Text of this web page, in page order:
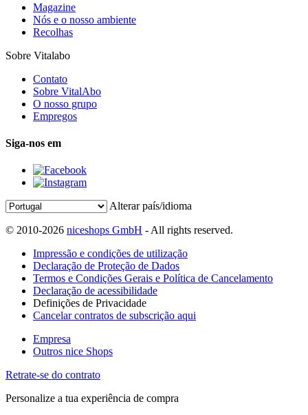
Magazine
Nós e o nosso ambiente
Recolhas
Sobre Vitalabo
Contato
Sobre VitalAbo
O nosso grupo
Empregos
Siga-nos em
Alterar país/idioma
© 2010-2026 niceshops GmbH - All rights reserved.
Impressão e condições de utilização
Declaração de Proteção de Dados
Termos e Condições Gerais e Política de Cancelamento
Declaração de acessibilidade
Definições de Privacidade
Cancelar contratos de subscrição aqui
Empresa
Outros nice Shops
Retrate-se do contrato
Personalize a tua experiência de compra